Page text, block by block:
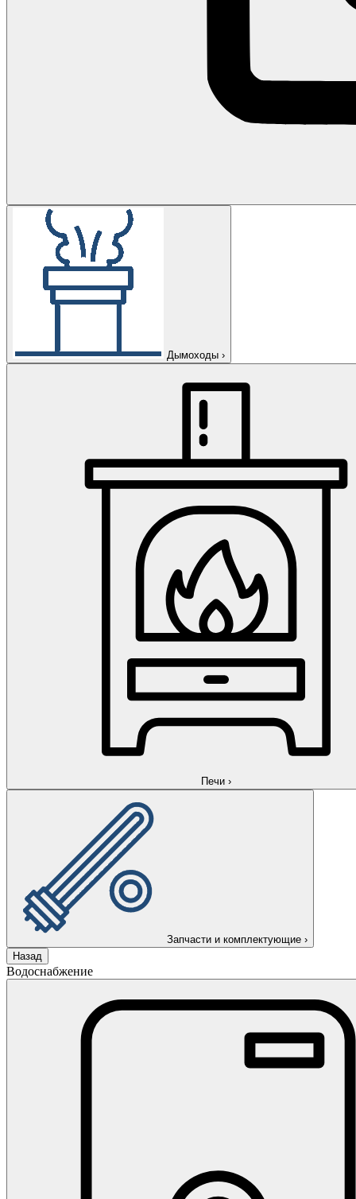
Дымоходы ›
Печи ›
Запчасти и комплектующие ›
Назад
Водоснабжение